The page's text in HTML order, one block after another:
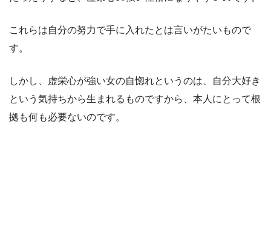
これらは自分の努力で手に入れたとは言いがたいもので
す。
しかし、虚栄心が強い女の自惚れというのは、自分大好き
という気持ちから生まれるものですから、本人にとって根
拠も何も必要ないのです。